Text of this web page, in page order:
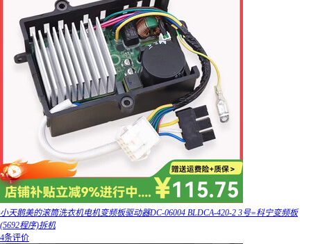
小天鹅美的滚筒洗衣机电机变频板驱动器DC-06004 BLDCA-420-2 3号=科宁变频板
(5692程序)拆机
4条评价